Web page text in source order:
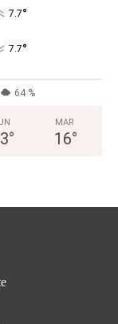
7.7°
7.7°
64 %
°
MAR
16°